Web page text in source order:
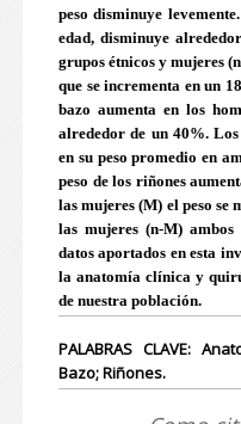
peso disminuye
edad, disminuye
grupos étnicos y mujeres
que se incrementa en un
bazo aumenta en los
alrededor de un 40%.
en su peso promedio en
peso de los riñones
las mujeres (M) el peso se
las mujeres (n-M) ambos
datos aportados en esta
la anatomía clínica y
de nuestra población.
PALABRAS CLAVE:
Bazo; Riñones.